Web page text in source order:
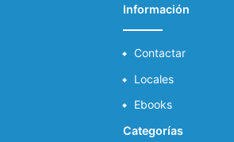
Información
Contactar
Locales
Ebooks
Categorías